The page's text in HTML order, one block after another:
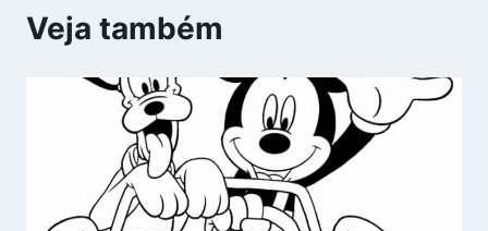
Veja também